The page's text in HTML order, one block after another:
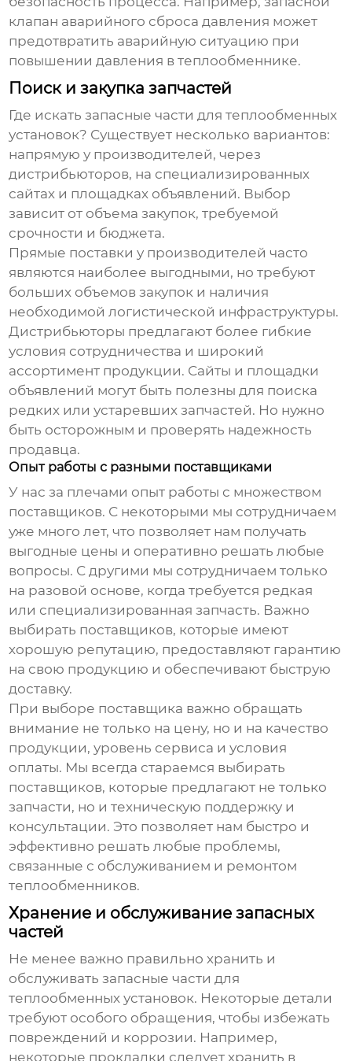
клапан аварийного сброса давления может
предотвратить аварийную ситуацию при
повышении давления в теплообменнике.
Поиск и закупка запчастей
Где искатьзапасные части для теплообменных
установок? Существует несколько вариантов:
напрямую у производителей, через
дистрибьюторов, на специализированных
сайтах и площадках объявлений. Выбор
зависит от объема закупок, требуемой
срочности и бюджета.
Прямые поставки у производителей часто
являются наиболее выгодными, но требуют
больших объемов закупок и наличия
необходимой логистической инфраструктуры.
Дистрибьюторы предлагают более гибкие
условия сотрудничества и широкий
ассортимент продукции. Сайты и площадки
объявлений могут быть полезны для поиска
редких или устаревших запчастей. Но нужно
быть осторожным и проверять надежность
продавца.
Опыт работы с разными поставщиками
У нас за плечами опыт работы с множеством
поставщиков. С некоторыми мы сотрудничаем
уже много лет, что позволяет нам получать
выгодные цены и оперативно решать любые
вопросы. С другими мы сотрудничаем только
на разовой основе, когда требуется редкая
или специализированная запчасть. Важно
выбирать поставщиков, которые имеют
хорошую репутацию, предоставляют гарантию
на свою продукцию и обеспечивают быструю
доставку.
При выборе поставщика важно обращать
внимание не только на цену, но и на качество
продукции, уровень сервиса и условия
оплаты. Мы всегда стараемся выбирать
поставщиков, которые предлагают не только
запчасти, но и техническую поддержку и
консультации. Это позволяет нам быстро и
эффективно решать любые проблемы,
связанные с обслуживанием и ремонтом
теплообменников.
Хранение и обслуживание запасных
частей
Не менее важно правильно хранить и
обслуживатьзапасные части для
теплообменных установок. Некоторые детали
требуют особого обращения, чтобы избежать
повреждений и коррозии. Например,
некоторые прокладки следует хранить в